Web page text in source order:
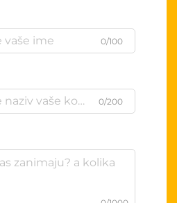
0/100
0/200